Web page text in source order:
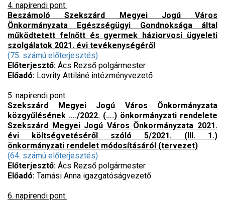
4. napirendi pont:
Beszámoló Szekszárd Megyei Jogú Város
Önkormányzata Egészségügyi Gondnoksága által
működtetett felnőtt és gyermek háziorvosi ügyeleti
szolgálatok 2021. évi tevékenységéről
(75. számú előterjesztés)
Előterjesztő: Ács Rezső polgármester
Előadó: Lovrity Attiláné intézményvezető
5. napirendi pont:
Szekszárd Megyei Jogú Város Önkormányzata
közgyűlésének …./2022. (….) önkormányzati rendelete
Szekszárd Megyei Jogú Város Önkormányzata 2021.
évi költségvetéséről szóló 5/2021. (III. 1.)
önkormányzati rendelet módosításáról (tervezet)
(64. számú előterjesztés)
Előterjesztő: Ács Rezső polgármester
Előadó: Tamási Anna igazgatóságvezető
6. napirendi pont: